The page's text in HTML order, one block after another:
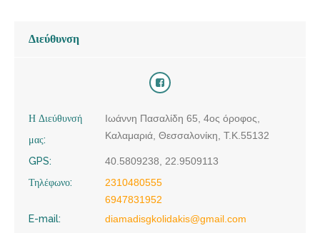
Διεύθυνση
Η Διεύθυνσή
μας:
Ιωάννη Πασαλίδη 65, 4ος όροφος,
Καλαμαριά, Θεσσαλονίκη, Τ.Κ.55132
GPS:
40.5809238, 22.9509113
Τηλέφωνο:
2310480555
6947831952
E-mail:
diamadisgkolidakis@gmail.com